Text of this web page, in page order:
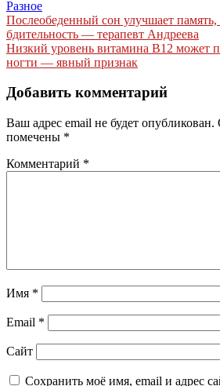
Разное
Навигация
по
записям
Послеобеденный сон улучшает память,
бдительность — терапевт Андреева
Низкий уровень витамина B12 может
ногти — явный признак
Добавить комментарий
Ваш адрес email не будет опубликован.
помечены *
Комментарий *
Имя *
Email *
Сайт
Сохранить моё имя, email и адрес